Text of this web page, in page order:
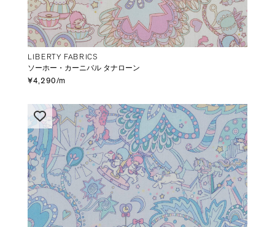
LIBERTY FABRICS
ソーホー・カーニバル タナローン
¥4,290/m